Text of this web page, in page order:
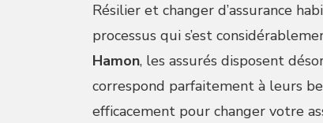
Résilier et changer d’assurance
processus qui s’est
Hamon, les assurés disposent
correspond parfaitement à leurs
efficacement pour changer votre